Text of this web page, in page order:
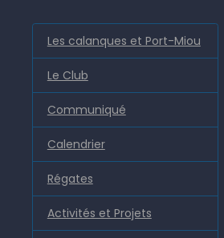
Les calanques et Port-Miou
Le Club
Communiqué
Calendrier
Régates
Activités et Projets